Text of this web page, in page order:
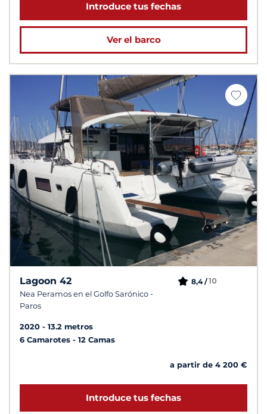
Introduce tus fechas
Ver el barco
Lagoon 42
Nea Peramos en el Golfo Sarónico -
Paros
8,4 /10
2020
13.2 metros
6 Camarotes
12 Camas
a partir de 4 200 €
Introduce tus fechas